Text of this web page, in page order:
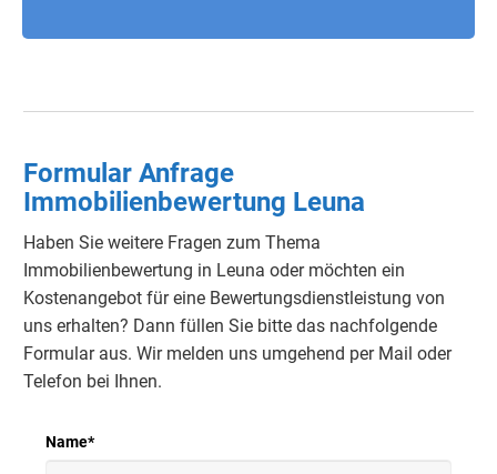
Formular Anfrage
Immobilienbewertung Leuna
Haben Sie weitere Fragen zum Thema
Immobilienbewertung in Leuna oder möchten ein
Kostenangebot für eine Bewertungsdienstleistung von
uns erhalten? Dann füllen Sie bitte das nachfolgende
Formular aus. Wir melden uns umgehend per Mail oder
Telefon bei Ihnen.
Name*